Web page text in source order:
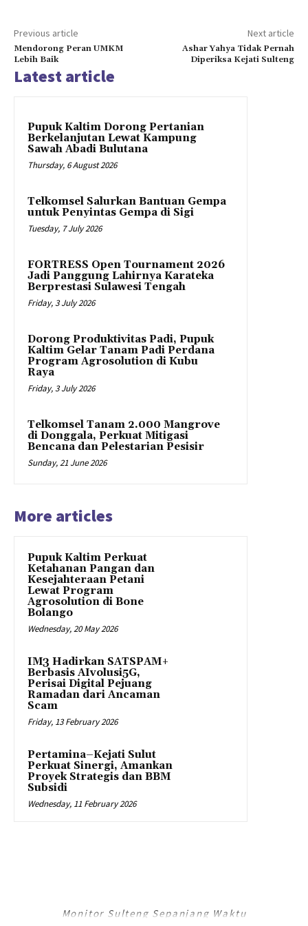
Previous article
Mendorong Peran UMKM
Lebih Baik
Next article
Ashar Yahya Tidak Pernah
Diperiksa Kejati Sulteng
Latest article
Pupuk Kaltim Dorong Pertanian
Berkelanjutan Lewat Kampung
Sawah Abadi Bulutana
Thursday, 6 August 2026
Telkomsel Salurkan Bantuan Gempa
untuk Penyintas Gempa di Sigi
Tuesday, 7 July 2026
FORTRESS Open Tournament 2026
Jadi Panggung Lahirnya Karateka
Berprestasi Sulawesi Tengah
Friday, 3 July 2026
Dorong Produktivitas Padi, Pupuk
Kaltim Gelar Tanam Padi Perdana
Program Agrosolution di Kubu
Raya
Friday, 3 July 2026
Telkomsel Tanam 2.000 Mangrove
di Donggala, Perkuat Mitigasi
Bencana dan Pelestarian Pesisir
Sunday, 21 June 2026
More articles
Pupuk Kaltim Perkuat
Ketahanan Pangan dan
Kesejahteraan Petani
Lewat Program
Agrosolution di Bone
Bolango
Wednesday, 20 May 2026
IM3 Hadirkan SATSPAM+
Berbasis AIvolusi5G,
Perisai Digital Pejuang
Ramadan dari Ancaman
Scam
Friday, 13 February 2026
Pertamina–Kejati Sulut
Perkuat Sinergi, Amankan
Proyek Strategis dan BBM
Subsidi
Wednesday, 11 February 2026
Monitor Sulteng Sepanjang Waktu